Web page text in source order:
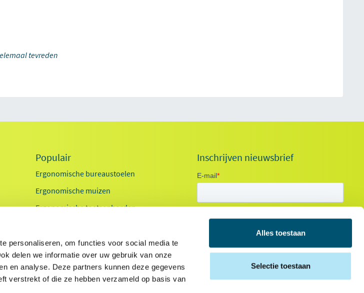
personaliseren, om functies voor social media te
delen we informatie over uw gebruik van onze
en analyse. Deze partners kunnen deze gegevens
verstrekt of die ze hebben verzameld op basis van
Alles toestaan
Selectie toestaan
tevreden
Populair
Ergonomische bureaustoelen
Ergonomische muizen
Ergonomische toetsenborden
Exoskeletten
Laptop standaarden
Inschrijven nieuwsbrief